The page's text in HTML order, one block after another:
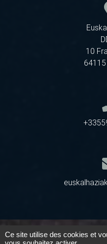
10
Ce site utilise des cookies et